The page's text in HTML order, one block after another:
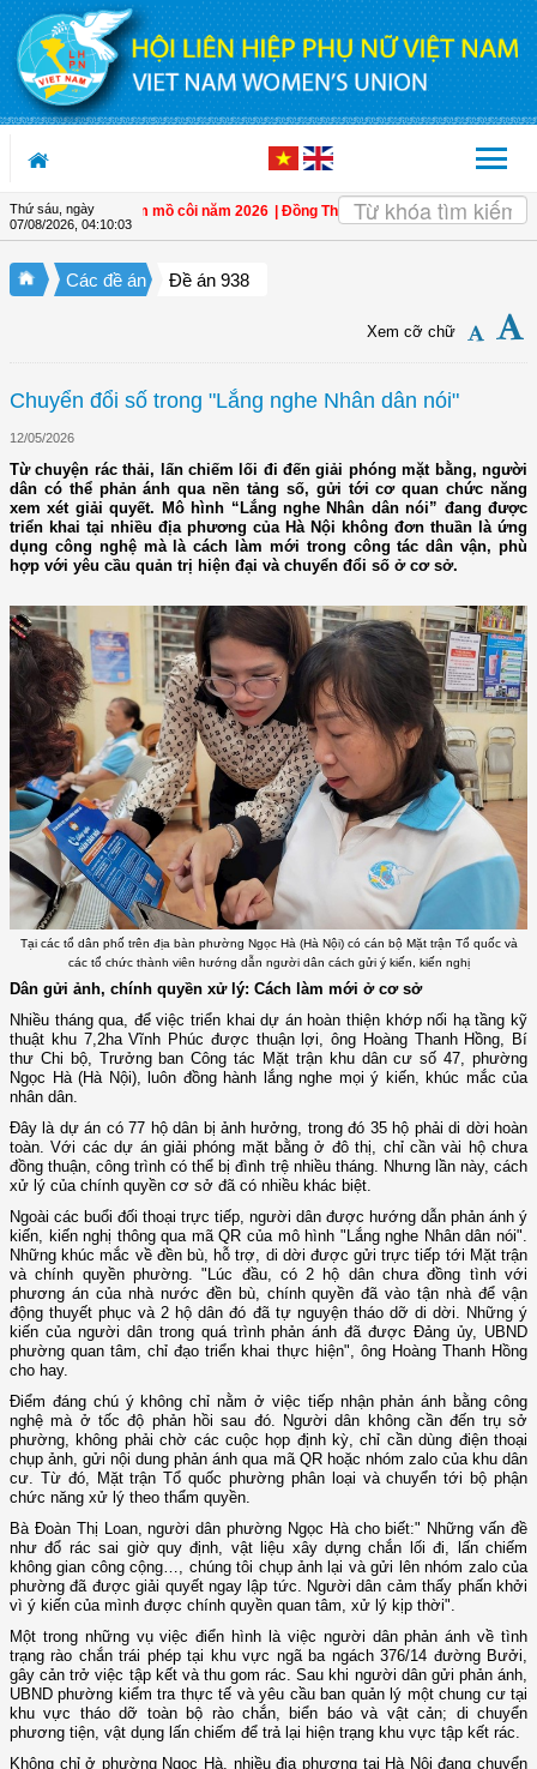
Truy cập nội dung luôn
Thứ sáu, ngày
07/08/2026, 04:10:04
hỗ trợ trẻ em mồ côi năm 2026 | Đồng Tháp: Quán triệt Nghị quyết Đại hội
Các đề án Đề án 938
Xem cỡ chữ
Chuyển đổi số trong "Lắng nghe Nhân dân nói"
12/05/2026
Từ chuyện rác thải, lấn chiếm lối đi đến giải phóng mặt bằng, người
dân có thể phản ánh qua nền tảng số, gửi tới cơ quan chức năng
xem xét giải quyết. Mô hình “Lắng nghe Nhân dân nói” đang được
triển khai tại nhiều địa phương của Hà Nội không đơn thuần là ứng
dụng công nghệ mà là cách làm mới trong công tác dân vận, phù
hợp với yêu cầu quản trị hiện đại và chuyển đổi số ở cơ sở.
Tại các tổ dân phố trên địa bàn phường Ngọc Hà (Hà Nội) có cán bộ Mặt trận Tổ quốc và
các tổ chức thành viên hướng dẫn người dân cách gửi ý kiến, kiến nghị
Dân gửi ảnh, chính quyền xử lý: Cách làm mới ở cơ sở
Nhiều tháng qua, để việc triển khai dự án hoàn thiện khớp nối hạ tầng kỹ
thuật khu 7,2ha Vĩnh Phúc được thuận lợi, ông Hoàng Thanh Hồng, Bí
thư Chi bộ, Trưởng ban Công tác Mặt trận khu dân cư số 47, phường
Ngọc Hà (Hà Nội), luôn đồng hành lắng nghe mọi ý kiến, khúc mắc của
nhân dân.
Đây là dự án có 77 hộ dân bị ảnh hưởng, trong đó 35 hộ phải di dời hoàn
toàn. Với các dự án giải phóng mặt bằng ở đô thị, chỉ cần vài hộ chưa
đồng thuận, công trình có thể bị đình trệ nhiều tháng. Nhưng lần này, cách
xử lý của chính quyền cơ sở đã có nhiều khác biệt.
Ngoài các buổi đối thoại trực tiếp, người dân được hướng dẫn phản ánh ý
kiến, kiến nghị thông qua mã QR của mô hình "Lắng nghe Nhân dân nói".
Những khúc mắc về đền bù, hỗ trợ, di dời được gửi trực tiếp tới Mặt trận
và chính quyền phường. "Lúc đầu, có 2 hộ dân chưa đồng tình với
phương án của nhà nước đền bù, chính quyền đã vào tận nhà để vận
động thuyết phục và 2 hộ dân đó đã tự nguyện tháo dỡ di dời. Những ý
kiến của người dân trong quá trình phản ánh đã được Đảng ủy, UBND
phường quan tâm, chỉ đạo triển khai thực hiện", ông Hoàng Thanh Hồng
cho hay.
Điểm đáng chú ý không chỉ nằm ở việc tiếp nhận phản ánh bằng công
nghệ mà ở tốc độ phản hồi sau đó. Người dân không cần đến trụ sở
phường, không phải chờ các cuộc họp định kỳ, chỉ cần dùng điện thoại
chụp ảnh, gửi nội dung phản ánh qua mã QR hoặc nhóm zalo của khu dân
cư. Từ đó, Mặt trận Tổ quốc phường phân loại và chuyển tới bộ phận
chức năng xử lý theo thẩm quyền.
Bà Đoàn Thị Loan, người dân phường Ngọc Hà cho biết:" Những vấn đề
như đổ rác sai giờ quy định, vật liệu xây dựng chắn lối đi, lấn chiếm
không gian công cộng…, chúng tôi chụp ảnh lại và gửi lên nhóm zalo của
phường đã được giải quyết ngay lập tức. Người dân cảm thấy phấn khởi
vì ý kiến của mình được chính quyền quan tâm, xử lý kịp thời".
Một trong những vụ việc điển hình là việc người dân phản ánh về tình
trạng rào chắn trái phép tại khu vực ngã ba ngách 376/14 đường Bưởi,
gây cản trở việc tập kết và thu gom rác. Sau khi người dân gửi phản ánh,
UBND phường kiểm tra thực tế và yêu cầu ban quản lý một chung cư tại
khu vực tháo dỡ toàn bộ rào chắn, biển báo và vật cản; di chuyển
phương tiện, vật dụng lấn chiếm để trả lại hiện trạng khu vực tập kết rác.
Không chỉ ở phường Ngọc Hà, nhiều địa phương tại Hà Nội đang chuyển